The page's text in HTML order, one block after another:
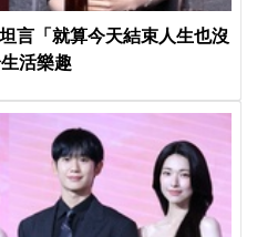
言「就算今天結束人生也沒
活樂趣